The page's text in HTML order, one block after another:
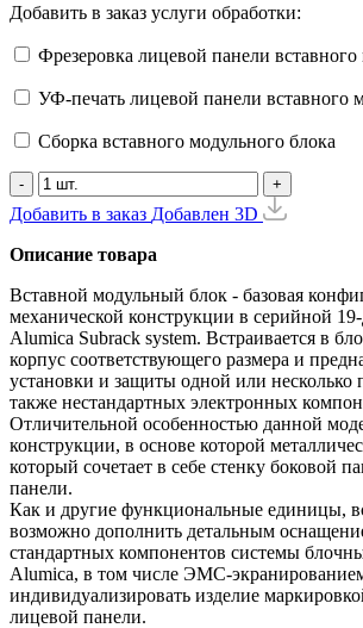
Добавить в заказ услуги обработки:
Фрезеровка лицевой панели вставного
УФ-печать лицевой панели вставного
Сборка вставного модульного блока
- +
Добавить в заказ Добавлен 3D
Описание товара
Вставной модульный блок - базовая
механической конструкции в серийной
Alumica Subrack system. Встраивается в
корпус соответствующего размера и
установки и защиты одной или несколько
также нестандартных электронных
Отличительной особенностью данной
конструкции, в основе которой
который сочетает в себе стенку боковой
панели.
Как и другие функциональные единицы,
возможно дополнить детальным
стандартных компонентов системы
Alumicа, в том числе ЭМС-
индивидуализировать изделие
лицевой панели.